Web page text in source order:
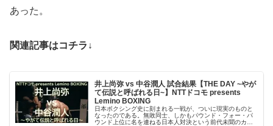
あった。
関連記事はコチラ↓
井上尚弥 vs 中谷潤人 試合結果【THE DAY ~やが
て伝説と呼ばれる日~】NTTドコモ presents
Lemino BOXING
日本ボクシング史に刻まれる一戦が、ついに現実のものと
なったのである。無敗同士、しかもパウンド・フォー・パ
ウンド上位に名を連ねる日本人対決という前代未聞のカー